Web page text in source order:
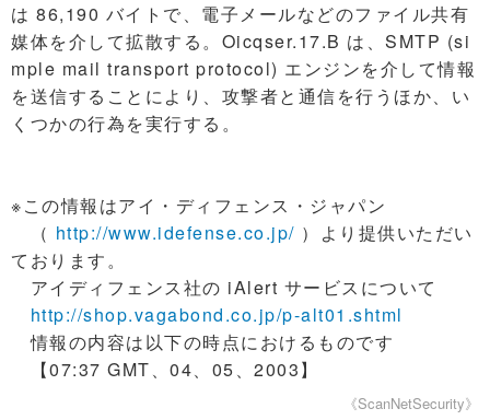
は 86,190 バイトで、電子メールなどのファイル共有
媒体を介して拡散する。Oicqser.17.B は、SMTP (si
mple mail transport protocol) エンジンを介して情報
を送信することにより、攻撃者と通信を行うほか、い
くつかの行為を実行する。
※この情報はアイ・ディフェンス・ジャパン
（ http://www.idefense.co.jp/ ）より提供いただい
ております。
アイディフェンス社の iAlert サービスについて
http://shop.vagabond.co.jp/p-alt01.shtml
情報の内容は以下の時点におけるものです
【07:37 GMT、04、05、2003】
《ScanNetSecurity》